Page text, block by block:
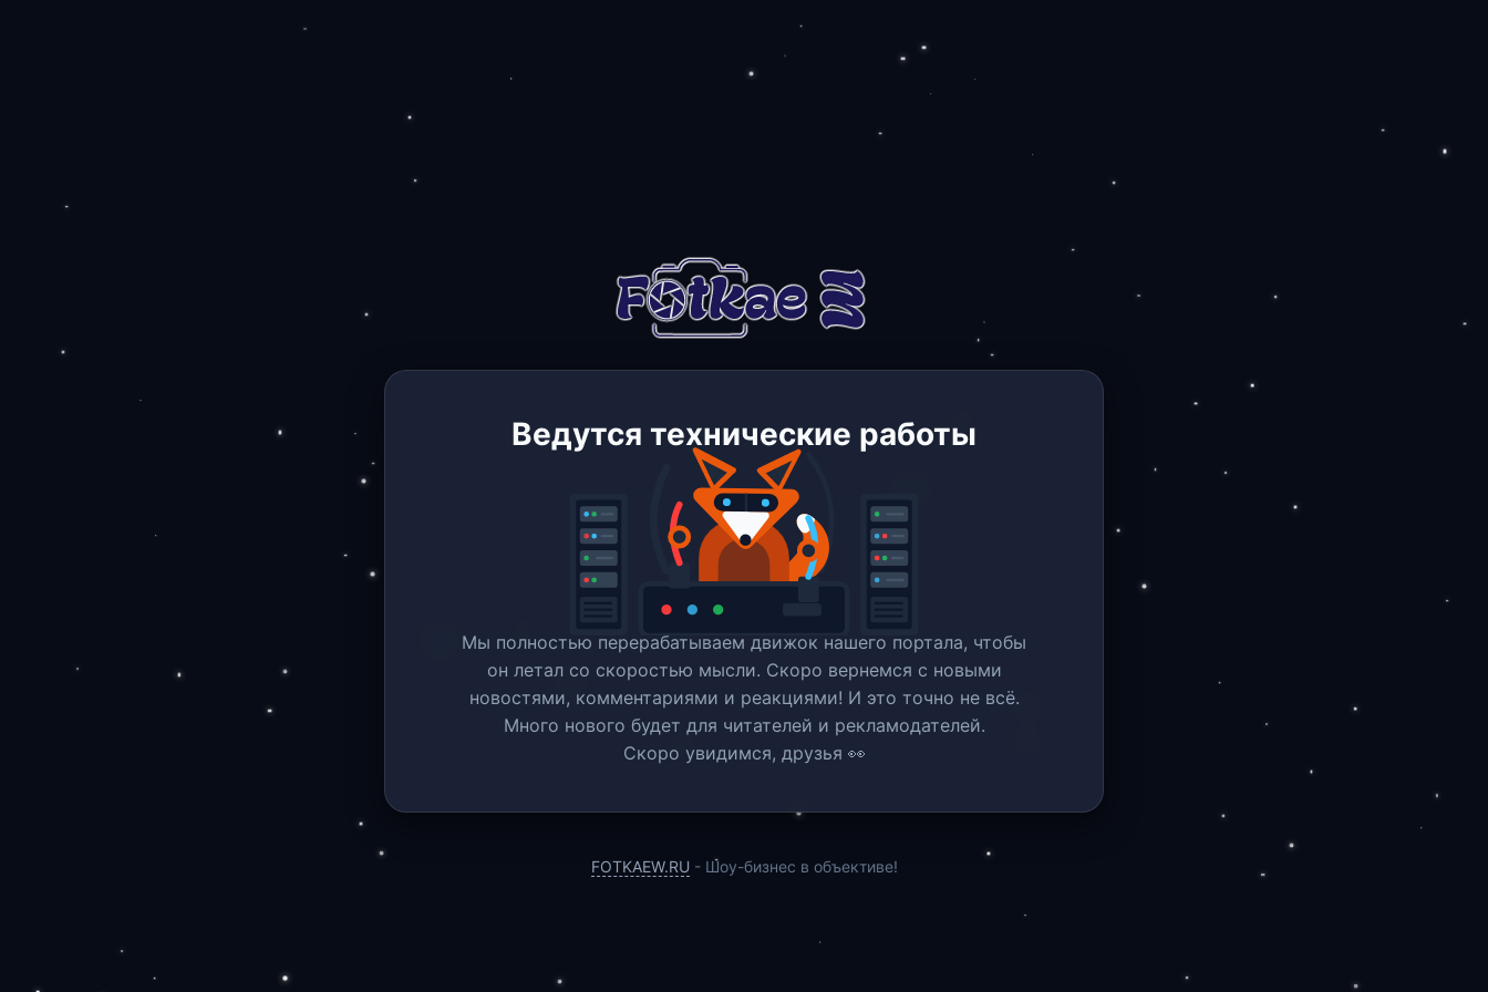
Ведутся технические работы
Мы полностью перерабатываем движок нашего портала, чтобы
он летал со скоростью мысли. Скоро вернемся c новыми
новостями, комментариями и реакциями! И это точно не всё.
Много нового будет для читателей и рекламодателей.
Скоро увидимся, друзья 👀
FOTKAEW.RU - Шоу-бизнес в объективе!